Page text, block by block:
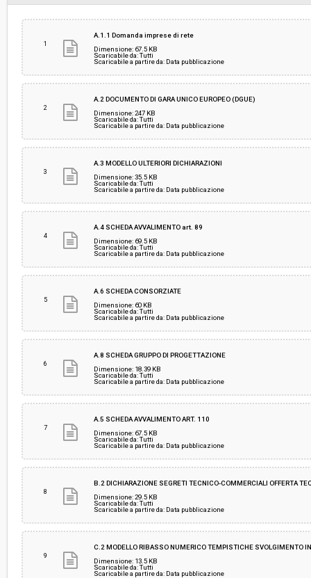
Svolgimento:
Responsabile attuale:
COMUNE DI CAMPIGLIA MARITTIMA - Settore
1
A.1.1 Domanda imprese di rete
Dimensione: 67.5 KB
Scaricabile da: Tutti
Scaricabile a partire da: Data pubblicazione
2
A.2 DOCUMENTO DI GARA UNICO EUROPEO (DGUE)
Dimensione: 247 KB
Scaricabile da: Tutti
Scaricabile a partire da: Data pubblicazione
3
A.3 MODELLO ULTERIORI DICHIARAZIONI
Dimensione: 35.5 KB
Scaricabile da: Tutti
Scaricabile a partire da: Data pubblicazione
4
A.4 SCHEDA AVVALIMENTO art. 89
Dimensione: 69.5 KB
Scaricabile da: Tutti
Scaricabile a partire da: Data pubblicazione
5
A.6 SCHEDA CONSORZIATE
Dimensione: 60 KB
Scaricabile da: Tutti
Scaricabile a partire da: Data pubblicazione
6
A.8 SCHEDA GRUPPO DI PROGETTAZIONE
Dimensione: 18.39 KB
Scaricabile da: Tutti
Scaricabile a partire da: Data pubblicazione
7
A.5 SCHEDA AVVALIMENTO ART. 110
Dimensione: 67.5 KB
Scaricabile da: Tutti
Scaricabile a partire da: Data pubblicazione
8
B.2 DICHIARAZIONE SEGRETI TECNICO-COMMERCIALI OFFERTA
Dimensione: 29.5 KB
Scaricabile da: Tutti
Scaricabile a partire da: Data pubblicazione
9
C.2 MODELLO RIBASSO NUMERICO TEMPISTICHE SVOLGIMENTO
Dimensione: 13.5 KB
Scaricabile da: Tutti
Scaricabile a partire da: Data pubblicazione